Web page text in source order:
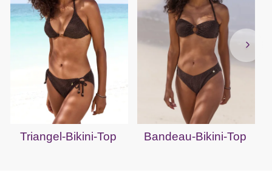
Triangel-Bikini-Top Bandeau-Bikini-Top